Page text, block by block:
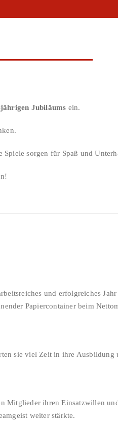
Jubiläums ein.
sorgen für Spaß und
und erfolgreiches
Papiercontainer beim
sie viel Zeit in ihre Ausbildung
Mitglieder ihren Einsatzwillen
weiter stärkte.